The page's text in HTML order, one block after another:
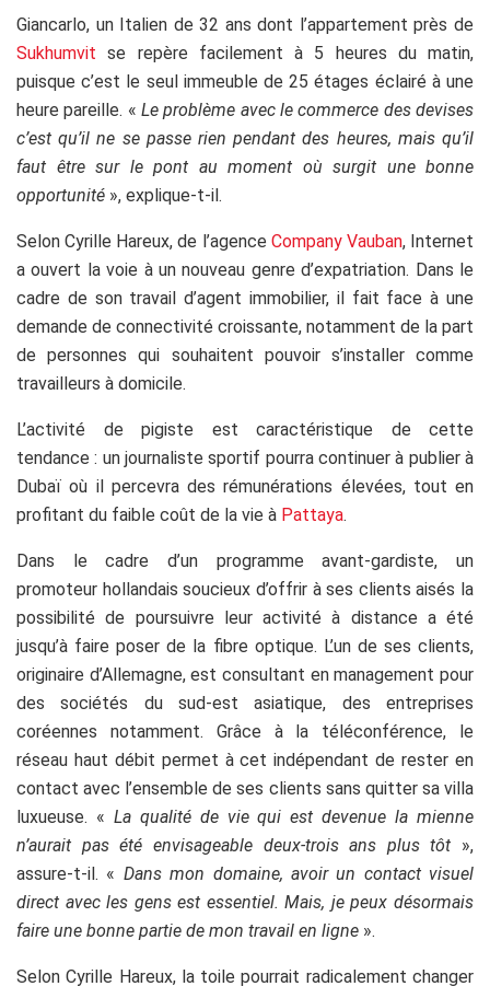
Giancarlo, un Italien de 32 ans dont l’appartement près de
Sukhumvit se repère facilement à 5 heures du matin,
puisque c’est le seul immeuble de 25 étages éclairé à une
heure pareille. « Le problème avec le commerce des devises
c’est qu’il ne se passe rien pendant des heures, mais qu’il
faut être sur le pont au moment où surgit une bonne
opportunité », explique-t-il.
Selon Cyrille Hareux, de l’agence Company Vauban, Internet
a ouvert la voie à un nouveau genre d’expatriation. Dans le
cadre de son travail d’agent immobilier, il fait face à une
demande de connectivité croissante, notamment de la part
de personnes qui souhaitent pouvoir s’installer comme
travailleurs à domicile.
L’activité de pigiste est caractéristique de cette
tendance : un journaliste sportif pourra continuer à publier à
Dubaï où il percevra des rémunérations élevées, tout en
profitant du faible coût de la vie à Pattaya.
Dans le cadre d’un programme avant-gardiste, un
promoteur hollandais soucieux d’offrir à ses clients aisés la
possibilité de poursuivre leur activité à distance a été
jusqu’à faire poser de la fibre optique. L’un de ses clients,
originaire d’Allemagne, est consultant en management pour
des sociétés du sud-est asiatique, des entreprises
coréennes notamment. Grâce à la téléconférence, le
réseau haut débit permet à cet indépendant de rester en
contact avec l’ensemble de ses clients sans quitter sa villa
luxueuse. « La qualité de vie qui est devenue la mienne
n’aurait pas été envisageable deux-trois ans plus tôt »,
assure-t-il. « Dans mon domaine, avoir un contact visuel
direct avec les gens est essentiel. Mais, je peux désormais
faire une bonne partie de mon travail en ligne ».
Selon Cyrille Hareux, la toile pourrait radicalement changer